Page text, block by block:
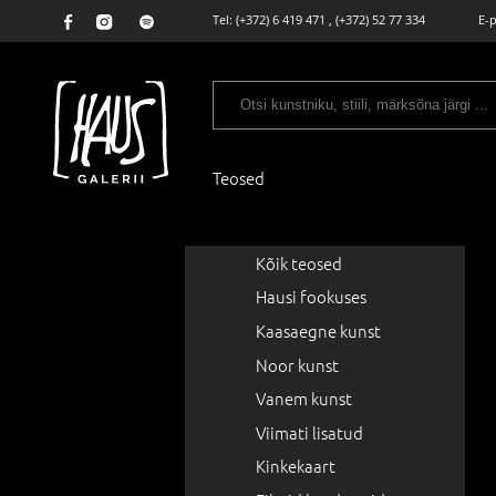
Tel: (+372) 6 419 471 , (+372) 52 77 334 E-
Teosed
Kõik teosed
Hausi fookuses
Kaasaegne kunst
Noor kunst
Vanem kunst
Viimati lisatud
Kinkekaart